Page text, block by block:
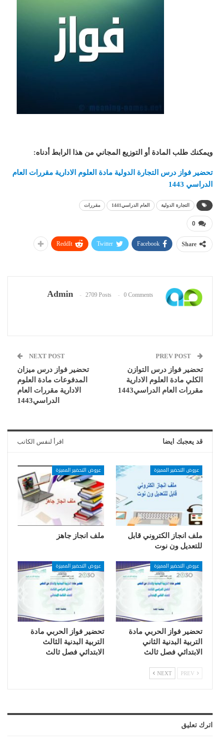
ويمكنك طلب المادة أو التوزيع المجاني من هذا الرابط أدناه:
تحضير فواز درس التجارة الدولية مادة العلوم الادارية مقررات العام
الدراسي 1443
التجارة الدولية العام الدراسي1441 مقررات
0
Share
Facebook
Twitter
ReddIt
Admin 2709 Posts 0 Comments
تحضير فواز درس التوازن
الكلي مادة العلوم الادارية
مقررات العام الدراسي1443
NEXT POST
تحضير فواز درس ميزان
المدفوعات مادة العلوم
الادارية مقررات العام
الدراسي1443
قد يعجبك ايضا اقرأ لنفس الكاتب
عروض التحضير المميزة
ملف انجاز الكتروني قابل
للتعديل ون نوت
عروض التحضير المميزة
ملف انجاز جاهز
عروض التحضير المميزة
تحضير فواز الحربي مادة
التربية البدنية الثاني
الابتدائي فصل ثالث
عروض التحضير المميزة
تحضير فواز الحربي مادة
التربية البدنية الثالث
الابتدائي فصل ثالث
NEXT
اترك تعليق